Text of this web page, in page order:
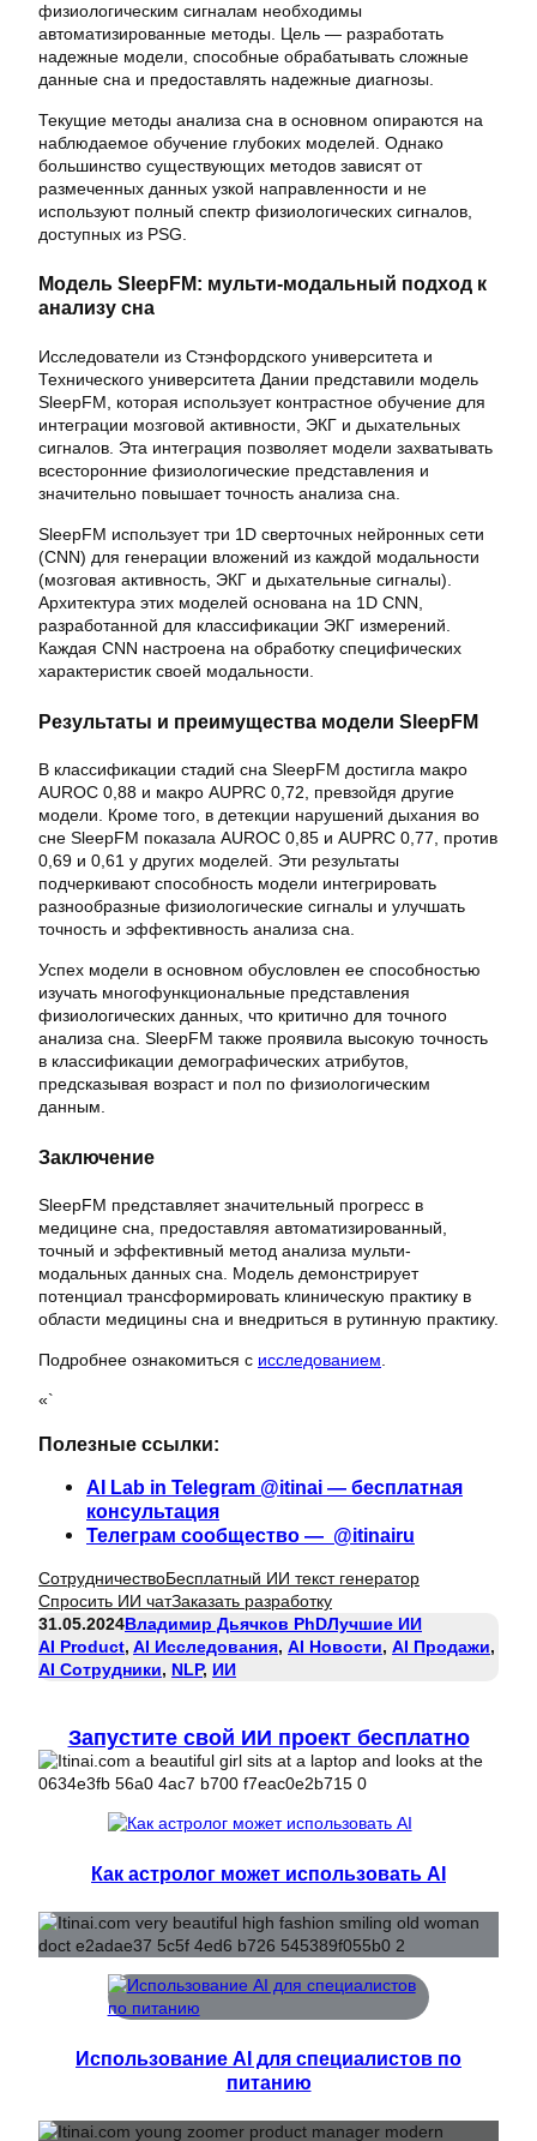
физиологическим сигналам необходимы
автоматизированные методы. Цель — разработать
надежные модели, способные обрабатывать сложные
данные сна и предоставлять надежные диагнозы.
Текущие методы анализа сна в основном опираются на
наблюдаемое обучение глубоких моделей. Однако
большинство существующих методов зависят от
размеченных данных узкой направленности и не
используют полный спектр физиологических сигналов,
доступных из PSG.
Модель SleepFM: мульти-модальный подход к
анализу сна
Исследователи из Стэнфордского университета и
Технического университета Дании представили модель
SleepFM, которая использует контрастное обучение для
интеграции мозговой активности, ЭКГ и дыхательных
сигналов. Эта интеграция позволяет модели захватывать
всесторонние физиологические представления и
значительно повышает точность анализа сна.
SleepFM использует три 1D сверточных нейронных сети
(CNN) для генерации вложений из каждой модальности
(мозговая активность, ЭКГ и дыхательные сигналы).
Архитектура этих моделей основана на 1D CNN,
разработанной для классификации ЭКГ измерений.
Каждая CNN настроена на обработку специфических
характеристик своей модальности.
Результаты и преимущества модели SleepFM
В классификации стадий сна SleepFM достигла макро
AUROC 0,88 и макро AUPRC 0,72, превзойдя другие
модели. Кроме того, в детекции нарушений дыхания во
сне SleepFM показала AUROC 0,85 и AUPRC 0,77, против
0,69 и 0,61 у других моделей. Эти результаты
подчеркивают способность модели интегрировать
разнообразные физиологические сигналы и улучшать
точность и эффективность анализа сна.
Успех модели в основном обусловлен ее способностью
изучать многофункциональные представления
физиологических данных, что критично для точного
анализа сна. SleepFM также проявила высокую точность
в классификации демографических атрибутов,
предсказывая возраст и пол по физиологическим
данным.
Заключение
SleepFM представляет значительный прогресс в
медицине сна, предоставляя автоматизированный,
точный и эффективный метод анализа мульти-
модальных данных сна. Модель демонстрирует
потенциал трансформировать клиническую практику в
области медицины сна и внедриться в рутинную практику.
Подробнее ознакомиться с исследованием
«`
Полезные ссылки:
AI Lab in Telegram @itinai — бесплатная
консультация
Телеграм сообщество — @itinairu
СотрудничествоБесплатный ИИ текст генератор
Спросить ИИ чатЗаказать разработку
31.05.2024Владимир Дьячков PhDЛучшие ИИ
AI Product, AI Исследования, AI Новости, AI Продажи
AI Сотрудники, NLP, ИИ
Запустите свой ИИ проект бесплатно
Как астролог может использовать AI
Использование AI для специалистов по
питанию